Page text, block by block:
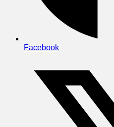
Facebook